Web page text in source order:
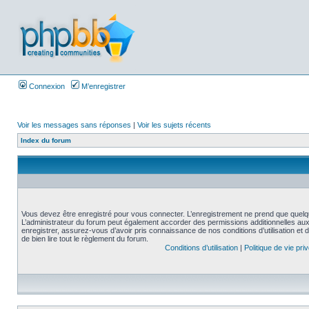
Connexion M’enregistrer
Voir les messages sans réponses | Voir les sujets récents
Index du forum
Vous devez être enregistré pour vous connecter. L’enregistrement ne prend que
L’administrateur du forum peut également accorder des permissions additionnelles
enregistrer, assurez-vous d’avoir pris connaissance de nos conditions d’utilisation et
de bien lire tout le règlement du forum.
Conditions d’utilisation| Politique de vie